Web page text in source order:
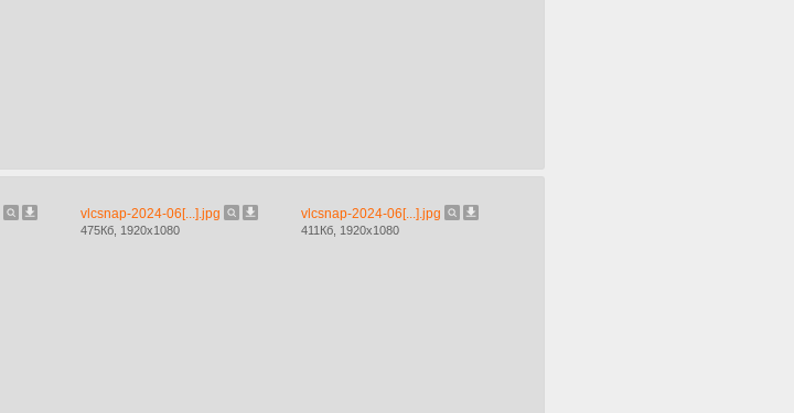
vlcsnap-2024-06[...].jpg
475Кб, 1920x1080
vlcsnap-2024-06[...].jpg
411Кб, 1920x1080